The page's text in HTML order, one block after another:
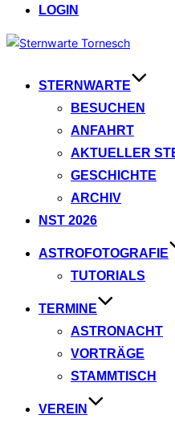
LOGIN
Zum
springenSTERNWARTE
BESUCHEN
ANFAHRT
AKTUELLER
GESCHICHTE
ARCHIV
NST 2026
ASTROFOTOGRAFIE
TUTORIALS
TERMINE
ASTRONACHT
VORTRÄGE
STAMMTISCH
VEREIN